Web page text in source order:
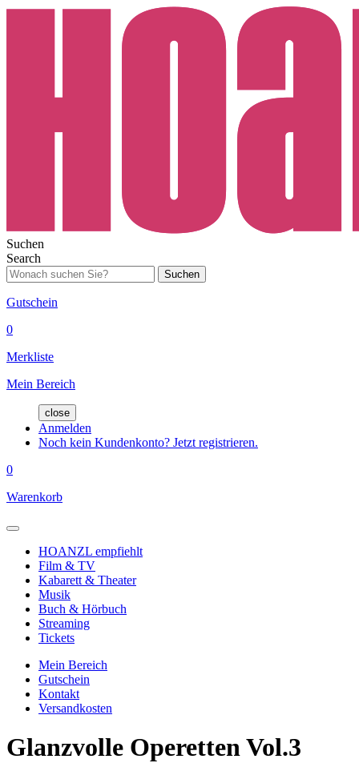
Suchen
Search
Suchen
Gutschein
0
Merkliste
Mein Bereich
close
Anmelden
Noch kein Kundenkonto? Jetzt registrieren.
0
Warenkorb
HOANZL empfiehlt
Film & TV
Kabarett & Theater
Musik
Buch & Hörbuch
Streaming
Tickets
Mein Bereich
Gutschein
Kontakt
Versandkosten
Glanzvolle Operetten Vol.3